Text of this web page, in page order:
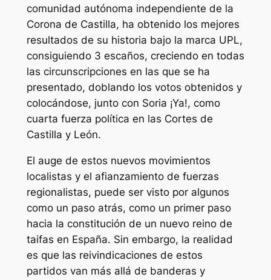
comunidad autónoma independiente de la
Corona de Castilla, ha obtenido los mejores
resultados de su historia bajo la marca UPL,
consiguiendo 3 escaños, creciendo en todas
las circunscripciones en las que se ha
presentado, doblando los votos obtenidos y
colocándose, junto con Soria ¡Ya!, como
cuarta fuerza política en las Cortes de
Castilla y León.
El auge de estos nuevos movimientos
localistas y el afianzamiento de fuerzas
regionalistas, puede ser visto por algunos
como un paso atrás, como un primer paso
hacia la constitución de un nuevo reino de
taifas en España. Sin embargo, la realidad
es que las reivindicaciones de estos
partidos van más allá de banderas y